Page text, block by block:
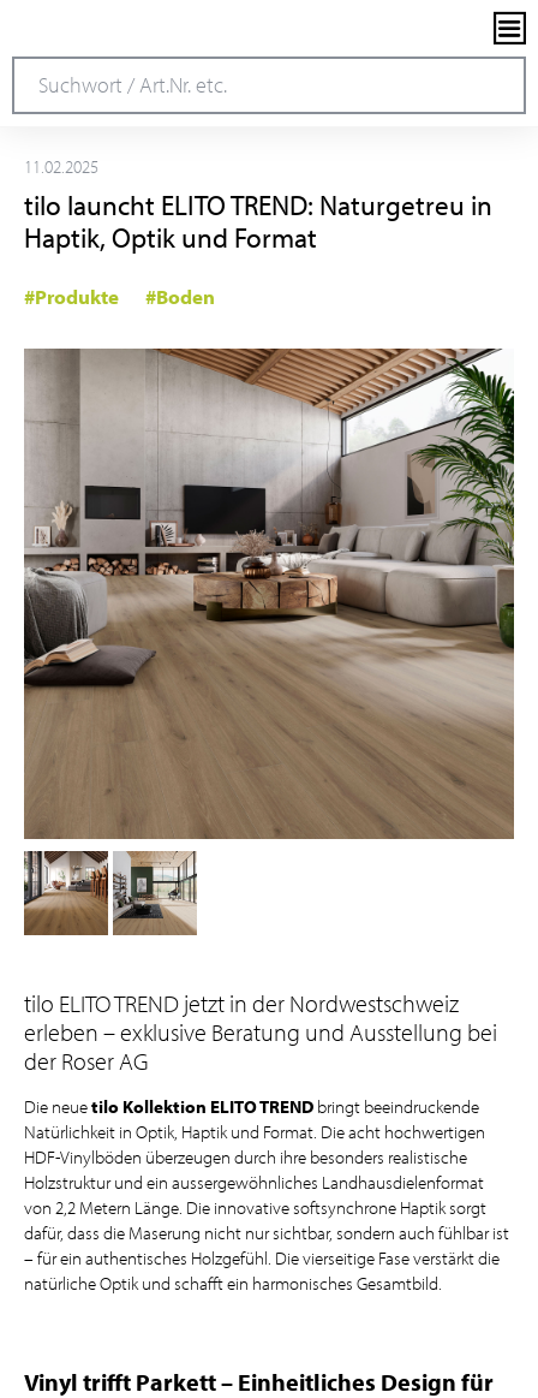
11.02.2025
tilo launcht ELITO TREND: Naturgetreu in
Haptik, Optik und Format
#Produkte #Boden
small small
tilo ELITO TREND jetzt in der Nordwestschweiz
erleben – exklusive Beratung und Ausstellung bei
der Roser AG
Die neuetilo Kollektion ELITO TREND bringt beeindruckende
Natürlichkeit in Optik, Haptik und Format. Die acht hochwertigen
HDF-Vinylböden überzeugen durch ihre besonders realistische
Holzstruktur und ein aussergewöhnliches Landhausdielenformat
von 2,2 Metern Länge. Die innovative softsynchrone Haptik sorgt
dafür, dass die Maserung nicht nur sichtbar, sondern auch fühlbar ist
– für ein authentisches Holzgefühl. Die vierseitige Fase verstärkt die
natürliche Optik und schafft ein harmonisches Gesamtbild.
Vinyl trifft Parkett – Einheitliches Design für